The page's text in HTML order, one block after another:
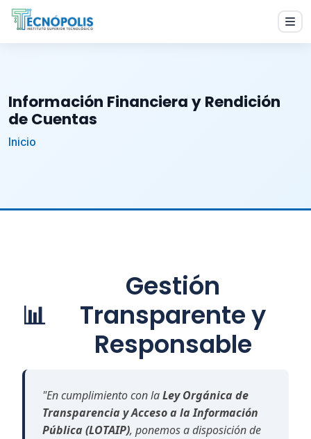
Información Financiera y Rendición
de Cuentas
Inicio
📊
Gestión
Transparente y
Responsable
"En cumplimiento con laLey Orgánica de
Transparencia y Acceso a la Información
Pública (LOTAIP), ponemos a disposición de